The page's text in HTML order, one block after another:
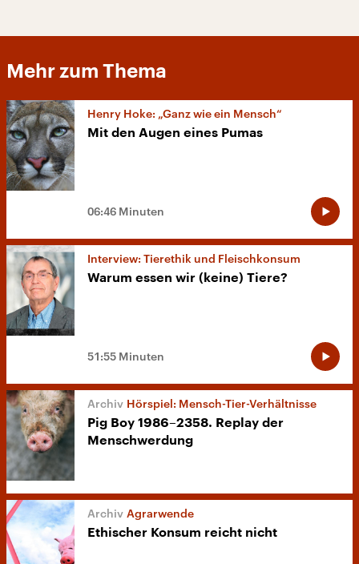
Mehr zum Thema
Henry Hoke: „Ganz wie ein Mensch“
Mit den Augen eines Pumas
06:46 Minuten
Interview: Tierethik und Fleischkonsum
Warum essen wir (keine) Tiere?
51:55 Minuten
Hörspiel: Mensch-Tier-Verhältnisse
Pig Boy 1986–2358. Replay der
Menschwerdung
Agrarwende
Ethischer Konsum reicht nicht